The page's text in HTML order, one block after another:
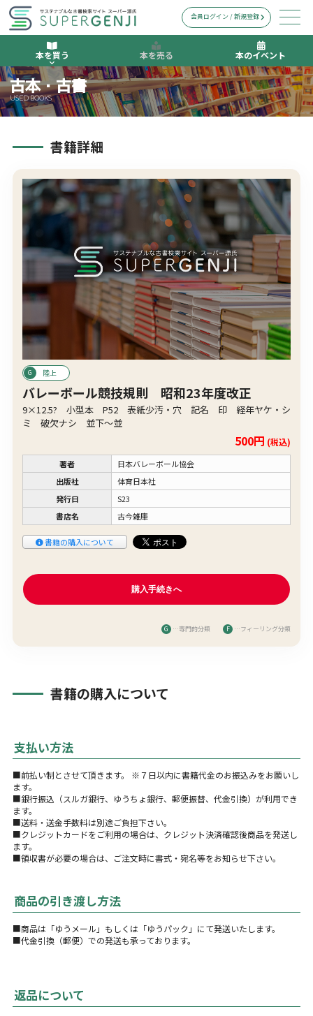
本を買う 本を売る 本のイベント
会員ログイン / 新規登録
古本・古書
USED BOOKS
書籍詳細
陸上
バレーボール競技規則 昭和23年度改正
9×12.5? 小型本 P52 表紙少汚・穴 記名 印 経年ヤケ・シ
ミ 破欠ナシ 並下〜並
500円 (税込)
著者
日本バレーボール協会
出版社
体育日本社
発行日
S23
書店名
古今雑庫
書籍の購入について
G …専門的分類 F …フィーリング分類
書籍の購入について
支払い方法
■前払い制とさせて頂きます。 ※７日以内に書籍代金のお振込みをお願いし
ます。
■銀行振込（スルガ銀行、ゆうちょ銀行、郵便振替、代金引換）が利用でき
ます。
■送料・送金手数料は別途ご負担下さい。
■クレジットカードをご利用の場合は、クレジット決済確認後商品を発送し
ます。
■領収書が必要の場合は、ご注文時に書式・宛名等をお知らせ下さい。
商品の引き渡し方法
■商品は「ゆうメール」もしくは「ゆうパック」にて発送いたします。
■代金引換（郵便）での発送も承っております。
返品について